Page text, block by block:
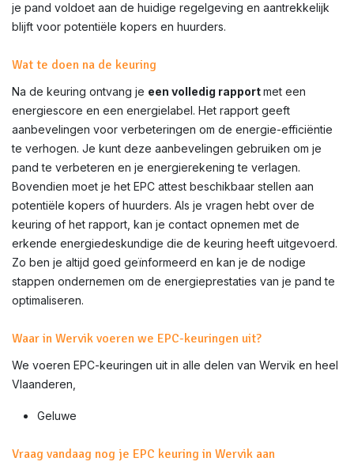
je pand voldoet aan de huidige regelgeving en aantrekkelijk
blijft voor potentiële kopers en huurders.
Wat te doen na de keuring
Na de keuring ontvang je een volledig rapportmet een
energiescore en een energielabel. Het rapport geeft
aanbevelingen voor verbeteringen om de energie-efficiëntie
te verhogen. Je kunt deze aanbevelingen gebruiken om je
pand te verbeteren en je energierekening te verlagen.
Bovendien moet je het EPC attest beschikbaar stellen aan
potentiële kopers of huurders. Als je vragen hebt over de
keuring of het rapport, kan je contact opnemen met de
erkende energiedeskundige die de keuring heeft uitgevoerd.
Zo ben je altijd goed geïnformeerd en kan je de nodige
stappen ondernemen om de energieprestaties van je pand te
optimaliseren.
Waar in Wervik voeren we EPC-keuringen uit?
We voeren EPC-keuringen uit in alle delen van Wervik en heel
Vlaanderen,
Geluwe
Vraag vandaag nog je EPC keuring in Wervik aan